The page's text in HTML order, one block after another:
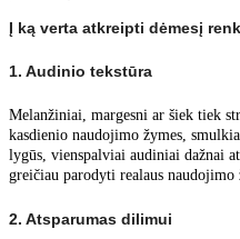
Į ką verta atkreipti dėmesį
1. Audinio tekstūra
Melanžiniai, margesni ar šiek tiek
kasdienio naudojimo žymes,
lygūs, vienspalviai audiniai dažnai
greičiau parodyti realaus naudojimo
2. Atsparumas dilimui